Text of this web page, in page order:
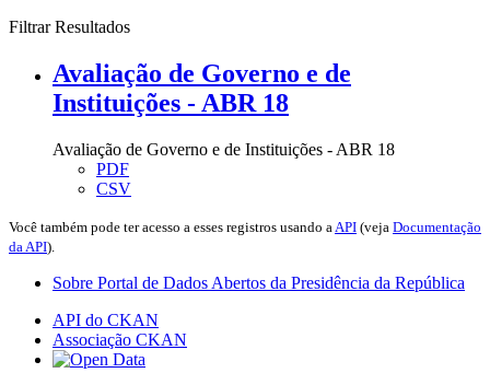
Filtrar Resultados
Avaliação de Governo e de
Instituições - ABR 18
Avaliação de Governo e de Instituições - ABR 18
PDF
CSV
Você também pode ter acesso a esses registros usando a API (veja Documentação
da API).
Sobre Portal de Dados Abertos da Presidência da República
API do CKAN
Associação CKAN